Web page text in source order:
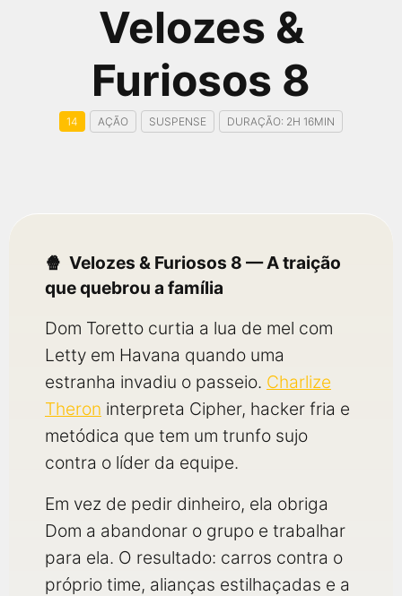
Velozes &
Furiosos 8
14 AÇÃO SUSPENSE DURAÇÃO: 2H 16MIN
Velozes & Furiosos 8 — A traição
que quebrou a família
Dom Toretto curtia a lua de mel com
Letty em Havana quando uma
estranha invadiu o passeio. Charlize
Theron interpreta Cipher, hacker fria e
metódica que tem um trunfo sujo
contra o líder da equipe.
Em vez de pedir dinheiro, ela obriga
Dom a abandonar o grupo e trabalhar
para ela. O resultado: carros contra o
próprio time, alianças estilhaçadas e a